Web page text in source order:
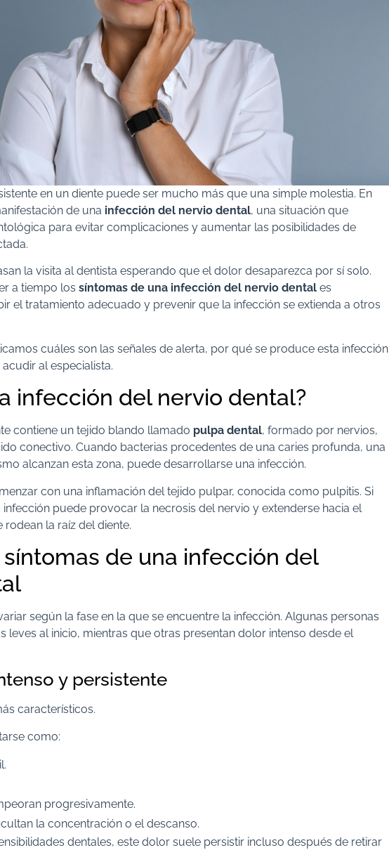
en un diente puede ser mucho más que una simple molestia. En
de una infección del nervio dental, una situación que
para evitar complicaciones y aumentar las posibilidades de
la visita al dentista esperando que el dolor desaparezca por sí solo.
a tiempo los síntomas de una infección del nervio dental es
el tratamiento adecuado y prevenir que la infección se extienda a otros
cuáles son las señales de alerta, por qué se produce esta infección
al especialista.
infección del nervio dental?
contiene un tejido blando llamado pulpa dental, formado por nervios,
conectivo. Cuando bacterias procedentes de una caries profunda, una
alcanzan esta zona, puede desarrollarse una infección.
con una inflamación del tejido pulpar, conocida como pulpitis. Si
infección puede provocar la necrosis del nervio y extenderse hacia el
la raíz del diente.
de una infección del
según la fase en la que se encuentre la infección. Algunas personas
leves al inicio, mientras que otras presentan dolor intenso desde el
y persistente
característicos.
como:
progresivamente.
la concentración o el descanso.
dentales, este dolor suele persistir incluso después de retirar